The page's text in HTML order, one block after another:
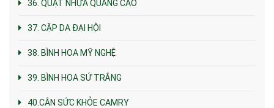
36. QUẠT NHỰA QUẢNG CÁO
37. CẶP DA ĐẠI HỘI
38. BÌNH HOA MỸ NGHỆ
39. BÌNH HOA SỨ TRẮNG
40.CÂN SỨC KHỎE CAMRY